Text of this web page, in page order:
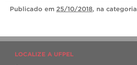
Publicado em 25/10/2018, na categoria
LOCALIZE A UFPEL